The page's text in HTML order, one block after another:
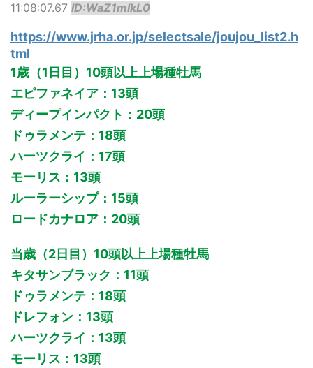
11:08:07.67 ID:WaZ1mlkL0
https://www.jrha.or.jp/selectsale/joujou_list2.h
tml
1歳（1日目）10頭以上上場種牡馬
エピファネイア：13頭
ディープインパクト：20頭
ドゥラメンテ：18頭
ハーツクライ：17頭
モーリス：13頭
ルーラーシップ：15頭
ロードカナロア：20頭
当歳（2日目）10頭以上上場種牡馬
キタサンブラック：11頭
ドゥラメンテ：18頭
ドレフォン：13頭
ハーツクライ：13頭
モーリス：13頭